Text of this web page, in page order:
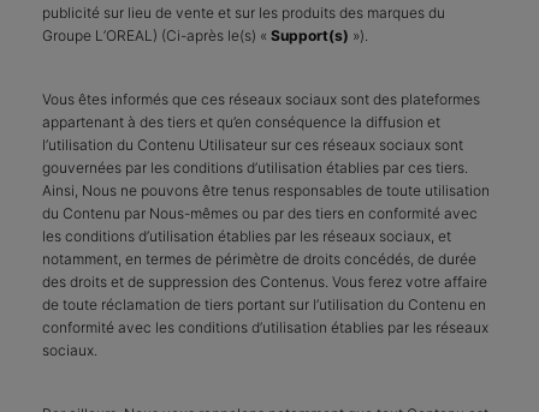
publicité sur lieu de vente et sur les produits des marques du
Groupe L’OREAL) (Ci-après le(s) « Support(s) »).
Vous êtes informés que ces réseaux sociaux sont des plateformes
appartenant à des tiers et qu’en conséquence la diffusion et
l’utilisation du Contenu Utilisateur sur ces réseaux sociaux sont
gouvernées par les conditions d’utilisation établies par ces tiers.
Ainsi, Nous ne pouvons être tenus responsables de toute utilisation
du Contenu par Nous-mêmes ou par des tiers en conformité avec
les conditions d’utilisation établies par les réseaux sociaux, et
notamment, en termes de périmètre de droits concédés, de durée
des droits et de suppression des Contenus. Vous ferez votre affaire
de toute réclamation de tiers portant sur l’utilisation du Contenu en
conformité avec les conditions d’utilisation établies par les réseaux
sociaux.